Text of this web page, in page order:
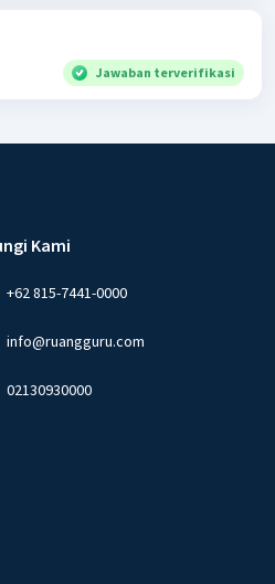
Jawaban terverifikasi
Kami
+62 815-7441-0000
info@ruangguru.com
02130930000